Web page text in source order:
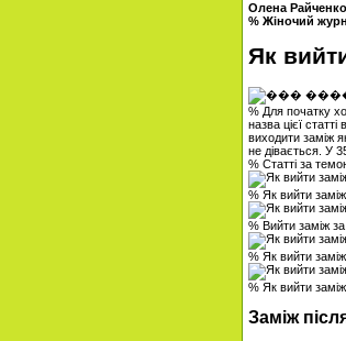
Олена Райченко
% Жіночий
Як
% Для початку
назва цієї
виходити заміж
не дівається. У
% Статті за
% Як вийти
% Вийти заміж
% Як вийти
% Як вийти
Заміж